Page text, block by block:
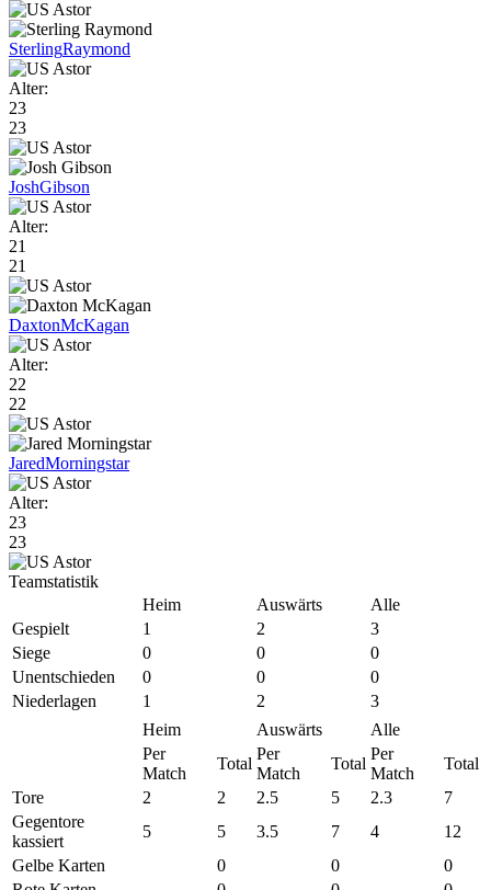
SterlingRaymond
Alter:
23
23
JoshGibson
Alter:
21
21
DaxtonMcKagan
Alter:
22
22
JaredMorningstar
Alter:
23
23
Teamstatistik
Heim
Auswärts
Alle
Gespielt
1 2
3
Siege
0 0
0
Unentschieden
0 0
0
Niederlagen
1 2
3
Heim
Auswärts
Alle
Per
Match
Total
Per
Match
Total
Per
Match
Total
Tore
2 2 2.5 5 2.3
7
Gegentore
kassiert
5 5 3.5 7 4
12
Gelbe Karten
0 0
0